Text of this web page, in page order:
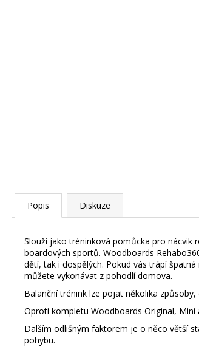
Popis Diskuze
Slouží jako tréninková pomůcka pro nácvik
boardových sportů. Woodboards
dětí, tak i dospělých. Pokud vás trápí
můžete vykonávat z pohodlí domova.
Balanční trénink lze pojat několika
Oproti kompletu Woodboards Original,
Dalším odlišným faktorem je o něco větší
pohybu.